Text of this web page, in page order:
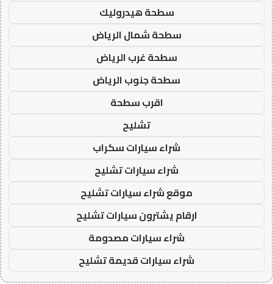
سطحة هيدروليك
سطحة شمال الرياض
سطحة غرب الرياض
سطحة جنوب الرياض
اقرب سطحة
تشليح
شراء سيارات سكراب
شراء سيارات تشليح
موقع شراء سيارات تشليح
ارقام يشترون سيارات تشليح
شراء سيارات مصدومة
شراء سيارات قديمة تشليح